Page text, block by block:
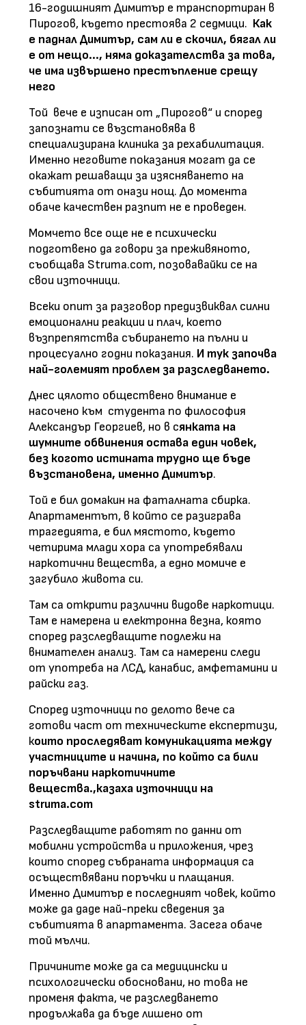
16-годишният Димитър е транспортиран в
Пирогов, където престоява 2 седмици. Как
е паднал Димитър, сам ли е скочил, бягал ли
е от нещо..., няма доказателства за това,
че има извършено престъпление срещу
него
Той вече е изписан от „Пирогов“ и според
запознати се възстановява в
специализирана клиника за рехабилитация.
Именно неговите показания могат да се
окажат решаващи за изясняването на
събитията от онази нощ. До момента
обаче качествен разпит не е проведен.
Момчето все още не е психически
подготвено да говори за преживяното,
съобщава Struma.com, позовавайки се на
свои източници.
Всеки опит за разговор предизвиквал силни
емоционални реакции и плач, което
възпрепятства събирането на пълни и
процесуално годни показания. И тук започва
най-големият проблем за разследването.
Днес цялото обществено внимание е
насочено към студента по философия
Александър Георгиев, но в сянката на
шумните обвинения остава един човек,
без когото истината трудно ще бъде
възстановена, именно Димитър.
Той е бил домакин на фаталната сбирка.
Апартаментът, в който се разиграва
трагедията, е бил мястото, където
четирима млади хора са употребявали
наркотични вещества, а едно момиче е
загубило живота си.
Там са открити различни видове наркотици.
Там е намерена и електронна везна, която
според разследващите подлежи на
внимателен анализ. Там са намерени следи
от употреба на ЛСД, канабис, амфетамини и
райски газ.
Според източници по делото вече са
готови част от техническите експертизи,
които проследяват комуникацията между
участниците и начина, по който са били
поръчвани наркотичните
вещества.,казаха източници на
struma.com
Разследващите работят по данни от
мобилни устройства и приложения, чрез
които според събраната информация са
осъществявани поръчки и плащания.
Именно Димитър е последният човек, който
може да даде най-преки сведения за
събитията в апартамента. Засега обаче
той мълчи.
Причините може да са медицински и
психологически обосновани, но това не
променя факта, че разследването
продължава да бъде лишено от